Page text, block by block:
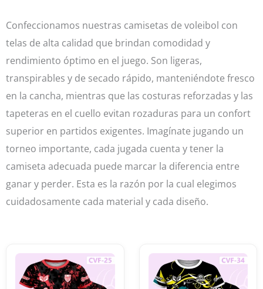
Confeccionamos nuestras camisetas de voleibol con
telas de alta calidad que brindan comodidad y
rendimiento óptimo en el juego. Son ligeras,
transpirables y de secado rápido, manteniéndote fresco
en la cancha, mientras que las costuras reforzadas y las
tapeteras en el cuello evitan rozaduras para un confort
superior en partidos exigentes. Imagínate jugando un
torneo importante, cada jugada cuenta y tener la
camiseta adecuada puede marcar la diferencia entre
ganar y perder. Esta es la razón por la cual elegimos
cuidadosamente cada material y cada diseño.